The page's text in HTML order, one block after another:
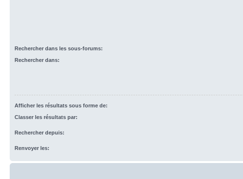
Rechercher dans les sous-forums:
Rechercher dans:
Afficher les résultats sous forme de:
Classer les résultats par:
Rechercher depuis:
Renvoyer les: